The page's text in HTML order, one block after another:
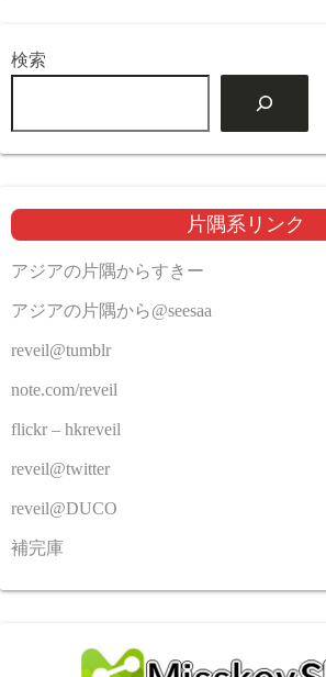
検索
片隅系リンク
アジアの片隅からすきー
アジアの片隅から@seesaa
reveil@tumblr
note.com/reveil
flickr – hkreveil
reveil@twitter
reveil@DUCO
補完庫